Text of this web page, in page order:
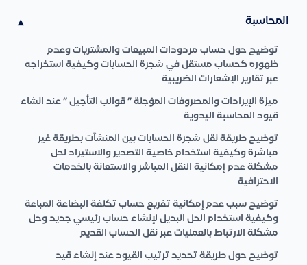
المحاسبة ▾
توضيح حول حساب مردودات المبيعات والمشتريات وعدم
ظهوره كحساب مستقل في شجرة الحسابات وكيفية استخراجه
عبر تقارير الإشعارات الضريبية
ميزة الإيرادات والمصروفات المؤجلة ” قوالب التأجيل ” عند انشاء
قيود المحاسبة اليدوية
توضيح طريقة نقل شجرة الحسابات بين المنشآت بطريقة غير
مباشرة وكيفية استخدام خاصية التصدير والاستيراد لحل
مشكلة عدم إمكانية النقل المباشر والاستعانة بالخدمات
الاحترافية
توضيح سبب عدم إمكانية تفريع حساب تكلفة البضاعة المباعة
وكيفية استخدام الحل البديل لإنشاء حساب رئيسي جديد وحل
مشكلة الارتباط بالعمليات عبر نقل الحساب القديم
توضيح حول طريقة تحديد ترتيب القيود عند إنشاء قيد